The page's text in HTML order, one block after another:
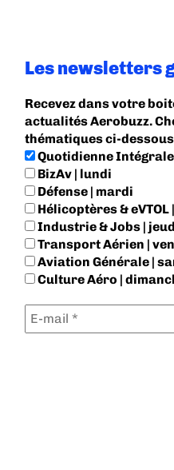
Les newsletters
Recevez dans votre
actualités Aerobuzz.
thématiques ci-
Quotidienne Intégrale
BizAv | lundi
Défense | mardi
Hélicoptères &
Industrie & Jobs |
Transport Aérien |
Aviation Générale |
Culture Aéro |